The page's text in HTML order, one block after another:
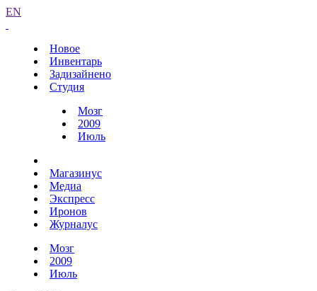
EN
Новое
Инвентарь
Задизайнено
Студия
Мозг
2009
Июль
Магазинус
Медиа
Экспресс
Иронов
Журналус
Мозг
2009
Июль